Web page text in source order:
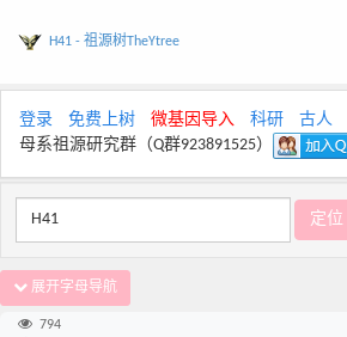
H41 - 祖源树TheYtree
登录 免费上树 微基因导入 科研 古人
母系祖源研究群（Q群923891525）
展开字母导航
794